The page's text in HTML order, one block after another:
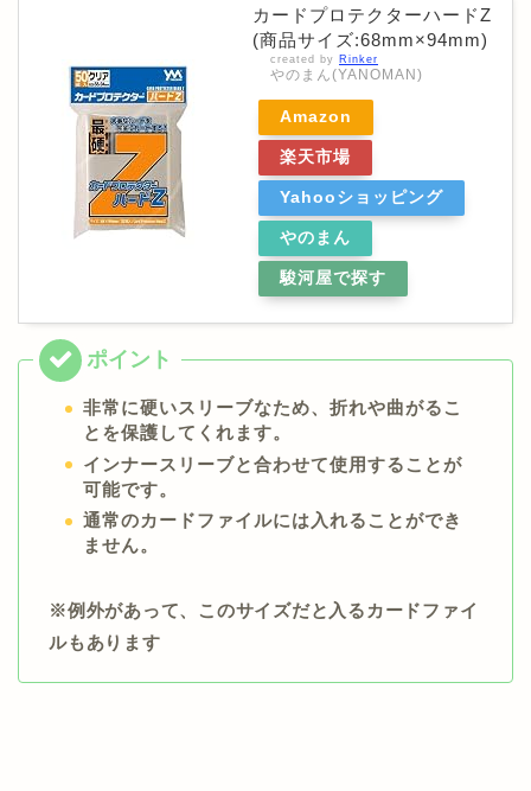
カードプロテクターハードZ
(商品サイズ:68mm×94mm)
created by Rinker
やのまん(YANOMAN)
Amazon
楽天市場
Yahooショッピング
やのまん
駿河屋で探す
非常に硬いスリーブなため、折れや曲がるこ
とを保護してくれます。
インナースリーブと合わせて使用することが
可能です。
通常のカードファイルには入れることができ
ません。
※例外があって、このサイズだと入るカードファイ
ルもあります